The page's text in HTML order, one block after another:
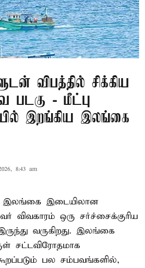
விபத்தில் சிக்கிய
படகு - மீட்பு
இறங்கிய இலங்கை
8:43 am
இலங்கை இடையிலான
விவகாரம் ஒரு சர்ச்சைக்குரிய
வருகிறது. இலங்கை
சட்டவிரோதமாக
பல சம்பவங்களில்,